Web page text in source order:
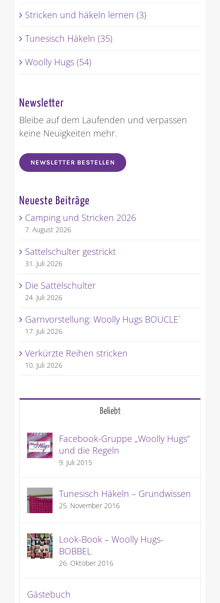
Stricken und häkeln lernen (3)
Tunesisch Häkeln (35)
Woolly Hugs (54)
Newsletter
Bleibe auf dem Laufenden und verpassen
keine Neuigkeiten mehr.
NEWSLETTER BESTELLEN
Neueste Beiträge
Camping und Stricken 2026
7. August 2026
Sattelschulter gestrickt
31. Juli 2026
Die Sattelschulter
24. Juli 2026
Garnvorstellung: Woolly Hugs BOUCLE`
17. Juli 2026
Verkürzte Reihen stricken
10. Juli 2026
Beliebt
Facebook-Gruppe „Woolly Hugs“
und die Regeln
9. Juli 2015
Tunesisch Häkeln – Grundwissen
25. November 2016
Look-Book – Woolly Hugs-
BOBBEL
26. Oktober 2016
Gästebuch